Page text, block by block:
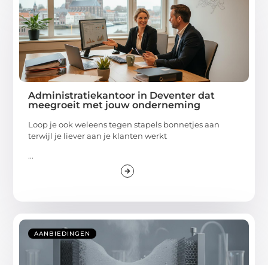
Administratiekantoor in Deventer dat
meegroeit met jouw onderneming
Loop je ook weleens tegen stapels bonnetjes aan
terwijl je liever aan je klanten werkt
...
AANBIEDINGEN